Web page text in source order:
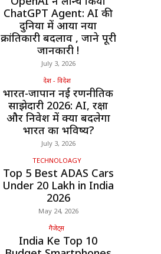
ChatGPT Agent: AI की
दुनिया में आया नया
क्रांतिकारी बदलाव , जाने पूरी
जानकारी !
July 3, 2026
देश - विदेश
भारत-जापान नई रणनीतिक
साझेदारी 2026: AI, रक्षा
और निवेश में क्या बदलेगा
भारत का भविष्य?
July 3, 2026
TECHNOLOAGY
Top 5 Best ADAS Cars
Under ₹20 Lakh in India
2026
May 24, 2026
गैजेट्स
India Ke Top 10